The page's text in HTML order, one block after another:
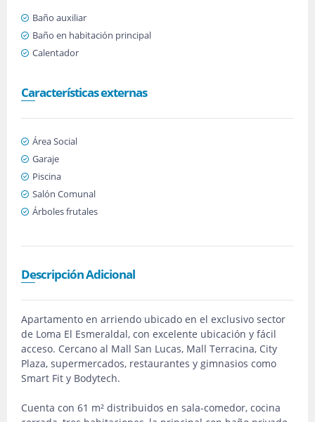
Baño auxiliar
Baño en habitación principal
Calentador
Características externas
Área Social
Garaje
Piscina
Salón Comunal
Árboles frutales
Descripción Adicional
Apartamento en arriendo ubicado en el exclusivo sector
de Loma El Esmeraldal, con excelente ubicación y fácil
acceso. Cercano al Mall San Lucas, Mall Terracina, City
Plaza, supermercados, restaurantes y gimnasios como
Smart Fit y Bodytech.
Cuenta con 61 m² distribuidos en sala-comedor, cocina